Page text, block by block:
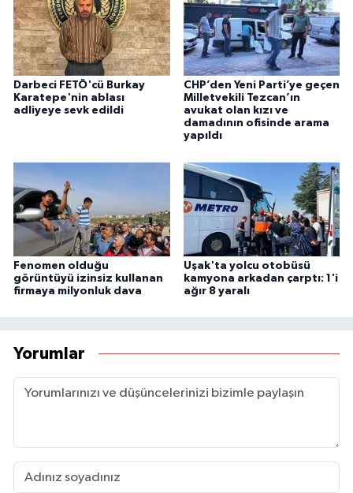
Darbeci FETÖ'cü Burkay
Karatepe'nin ablası
adliyeye sevk edildi
CHP’den Yeni Parti’ye geçen
Milletvekili Tezcan’ın
avukat olan kızı ve
damadının ofisinde arama
yapıldı
Fenomen olduğu
görüntüyü izinsiz kullanan
firmaya milyonluk dava
Uşak'ta yolcu otobüsü
kamyona arkadan çarptı: 1'i
ağır 8 yaralı
Yorumlar